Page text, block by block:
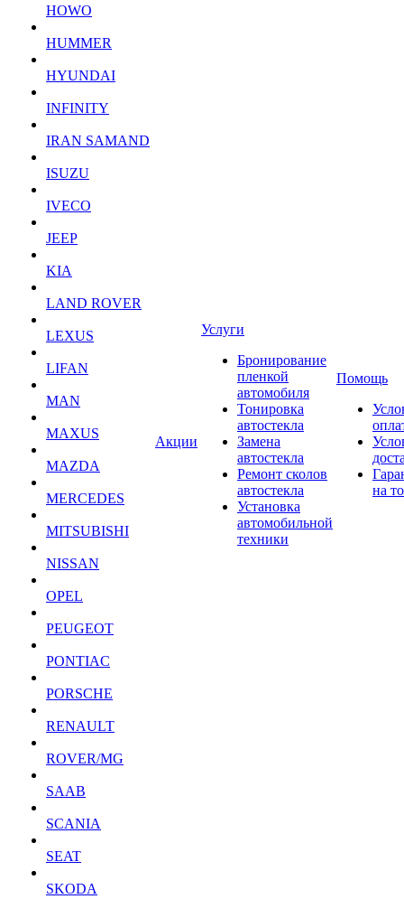
HOWO
HUMMER
HYUNDAI
INFINITY
IRAN SAMAND
ISUZU
IVECO
JEEP
KIA
LAND ROVER
LEXUS
LIFAN
MAN
MAXUS
MAZDA
MERCEDES
MITSUBISHI
NISSAN
OPEL
PEUGEOT
PONTIAC
PORSCHE
RENAULT
ROVER/MG
SAAB
SCANIA
SEAT
SKODA
Акции
Услуги
Бронирование
пленкой
автомобиля
Тонировка
автостекла
Замена
автостекла
Ремонт сколов
автостекла
Установка
автомобильной
техники
Помощь
на